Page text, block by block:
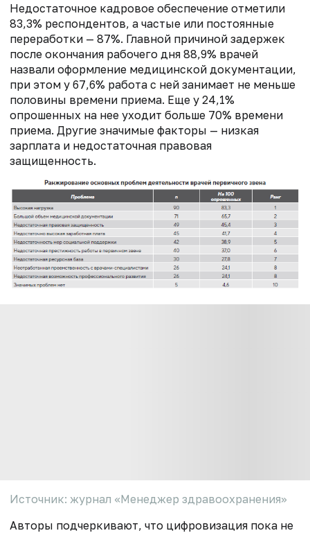
Недостаточное кадровое обеспечение отметили
83,3% респондентов, а частые или постоянные
переработки — 87%. Главной причиной задержек
после окончания рабочего дня 88,9% врачей
назвали оформление медицинской документации,
при этом у 67,6% работа с ней занимает не меньше
половины времени приема. Еще у 24,1%
опрошенных на нее уходит больше 70% времени
приема. Другие значимые факторы — низкая
зарплата и недостаточная правовая
защищенность.
Источник: журнал «Менеджер здравоохранения»
Авторы подчеркивают, что цифровизация пока не